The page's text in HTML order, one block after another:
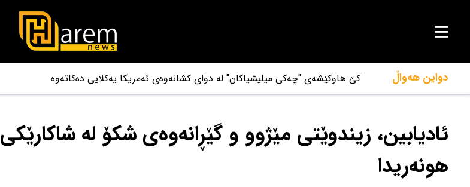
دواین هەواڵ کێ هاوکێشەی "چەکی میلیشیاکان" لە دوای کشانەوەی ئەمریکا یەکلایی دەکاتەوە
ئادیابین، زیندوێتی مێژوو و گێڕانەوەی شکۆ لە شاکارێکی
هونەریدا